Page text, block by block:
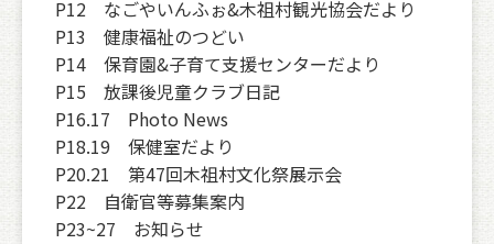
P12 なごやいんふぉ&木祖村観光協会だより
P13 健康福祉のつどい
P14 保育園&子育て支援センターだより
P15 放課後児童クラブ日記
P16.17 Photo News
P18.19 保健室だより
P20.21 第47回木祖村文化祭展示会
P22 自衛官等募集案内
P23~27 お知らせ